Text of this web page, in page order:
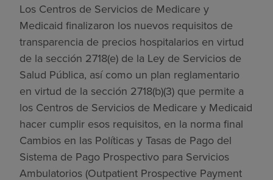
Los Centros de Servicios de Medicare y
Medicaid finalizaron los nuevos requisitos de
transparencia de precios hospitalarios en virtud
de la sección 2718(e) de la Ley de Servicios de
Salud Pública, así como un plan reglamentario
en virtud de la sección 2718(b)(3) que permite a
los Centros de Servicios de Medicare y Medicaid
hacer cumplir esos requisitos, en la norma final
Cambios en las Políticas y Tasas de Pago del
Sistema de Pago Prospectivo para Servicios
Ambulatorios (Outpatient Prospective Payment